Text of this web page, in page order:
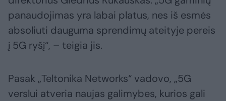
panaudojimas yra labai platus, nes iš esmės
absoliuti dauguma sprendimų ateityje pereis
į 5G ryšį“, – teigia jis.
Pasak „Teltonika Networks“ vadovo, „5G
verslui atveria naujas galimybes, kurios gali